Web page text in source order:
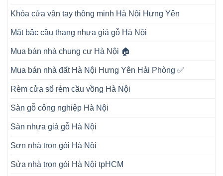
Khóa cửa vân tay thông minh Hà Nội Hưng Yên
Mặt bậc cầu thang nhựa giả gỗ Hà Nội
Mua bán nhà chung cư Hà Nội 🏠
Mua bán nhà đất Hà Nội Hưng Yên Hải Phòng ✅
Rèm cửa sổ rèm cầu vồng Hà Nội
Sàn gỗ công nghiệp Hà Nội
Sàn nhựa giả gỗ Hà Nội
Sơn nhà trọn gói Hà Nội
Sửa nhà trọn gói Hà Nội tpHCM